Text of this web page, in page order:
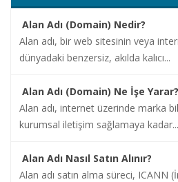
Alan Adı (Domain) Nedir?
Alan adı, bir web sitesinin veya
dünyadaki benzersiz, akılda kalıcı...
Alan Adı (Domain) Ne İşe Yarar?
Alan adı, internet üzerinde marka
kurumsal iletişim sağlamaya kadar...
Alan Adı Nasıl Satın Alınır?
Alan adı satın alma süreci, ICANN